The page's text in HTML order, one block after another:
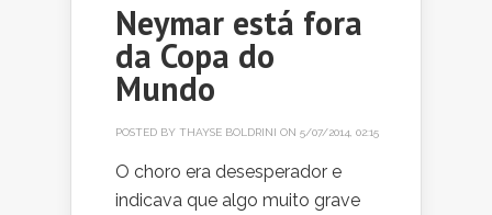
Neymar está fora
da Copa do
Mundo
POSTED BY THAYSE BOLDRINI ON 5/07/2014, 02:15
O choro era desesperador e
indicava que algo muito grave